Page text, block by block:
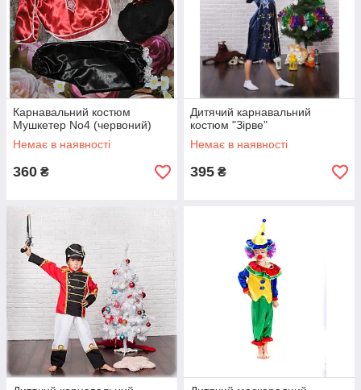
Карнавальний костюм
Мушкетер No4 (червоний)
Немає в наявності
360 ₴
Дитячий карнавальний
костюм "Зірве"
Немає в наявності
395 ₴